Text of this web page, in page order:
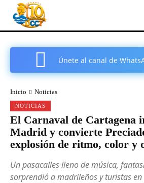
Únete al canal de
Inicio Noticias
NOTICIAS
El Carnaval de Cartagena
Madrid y convierte
explosión de ritmo, color y
Un pasacalles lleno de música,
sorprendió a madrileños y turistas